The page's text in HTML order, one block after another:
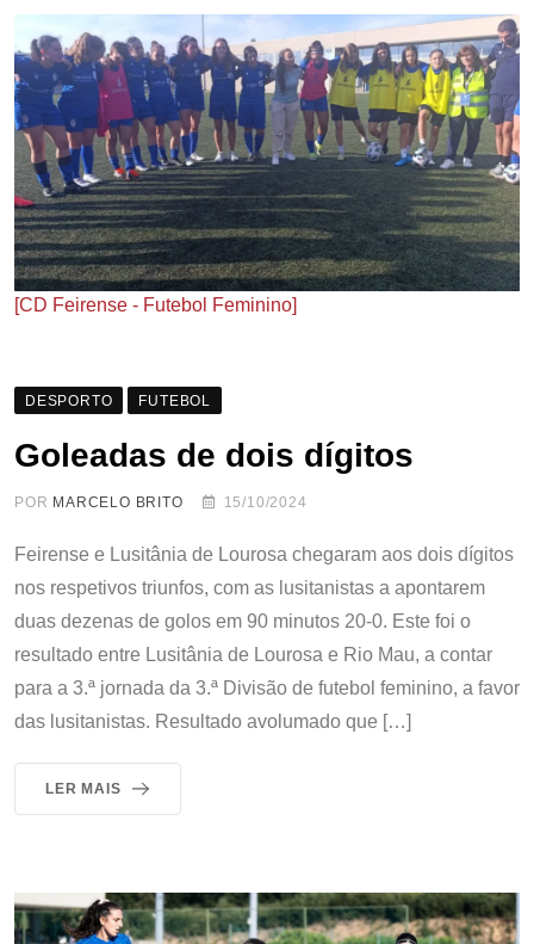
[CD Feirense - Futebol Feminino]
DESPORTO FUTEBOL
Goleadas de dois dígitos
POR MARCELO BRITO 15/10/2024
Feirense e Lusitânia de Lourosa chegaram aos dois dígitos
nos respetivos triunfos, com as lusitanistas a apontarem
duas dezenas de golos em 90 minutos 20-0. Este foi o
resultado entre Lusitânia de Lourosa e Rio Mau, a contar
para a 3.ª jornada da 3.ª Divisão de futebol feminino, a favor
das lusitanistas. Resultado avolumado que […]
LER MAIS